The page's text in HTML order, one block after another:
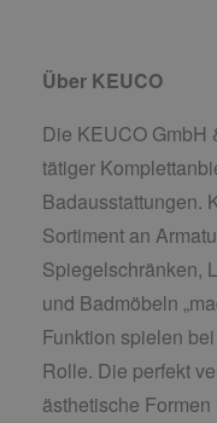
Über KEUCO
Die KEUCO GmbH
tätiger
Badausstattungen.
Sortiment an
Spiegelschränken,
und Badmöbeln
Funktion spielen
Rolle. Die perfekt
ästhetische